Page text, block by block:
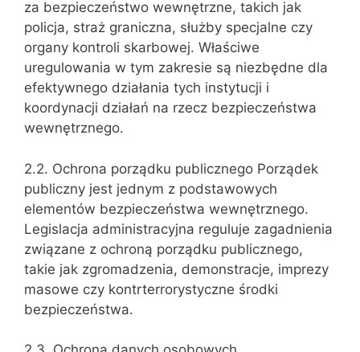
za bezpieczeństwo wewnętrzne, takich jak
policja, straż graniczna, służby specjalne czy
organy kontroli skarbowej. Właściwe
uregulowania w tym zakresie są niezbędne dla
efektywnego działania tych instytucji i
koordynacji działań na rzecz bezpieczeństwa
wewnętrznego.
2.2. Ochrona porządku publicznego Porządek
publiczny jest jednym z podstawowych
elementów bezpieczeństwa wewnętrznego.
Legislacja administracyjna reguluje zagadnienia
związane z ochroną porządku publicznego,
takie jak zgromadzenia, demonstracje, imprezy
masowe czy kontrterrorystyczne środki
bezpieczeństwa.